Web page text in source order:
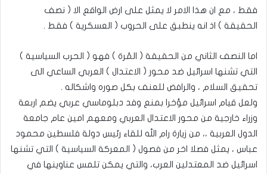
فقط ، مع ان هذا الامر لا يمثل على ارض الواقع الا ( نصف
الحقيقة ) اذ انه ينطبق على الحروب ( العسكرية ) فقط .
اما النصف الثاني من الحقيقة ( المُرة ) فهو ( الحرب السياسية )
التي تشنها اسرائيل ضد محور ( الاعتدال ) العربي الساعي الى
تحقيق السلام ، والرافض للعنف بكل صوره واشكاله .
ولعل قيام اسرائيل مؤخرا بمنع وفد دبلوماسي عربي يضم اربعة
وزراء خارجية من محور الاعتدال العربي ومعهم امين عام جامعة
الدول العربية ،، من زيارة رام الله للقاء رئيس دولة فلسطين محمود
عباس ، يمثل فصلا اخر من فصول ( المعركة السياسية ) التي تشنها
اسرائيل ضد المعتدلين العرب، والتي يمكن تلمس عناوينها في